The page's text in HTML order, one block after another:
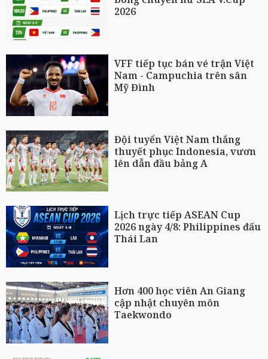
2026
VFF tiếp tục bán vé trận Việt
Nam - Campuchia trên sân
Mỹ Đình
Đội tuyển Việt Nam thắng
thuyết phục Indonesia, vươn
lên dẫn đầu bảng A
Lịch trực tiếp ASEAN Cup
2026 ngày 4/8: Philippines đấu
Thái Lan
Hơn 400 học viên An Giang
cập nhật chuyên môn
Taekwondo